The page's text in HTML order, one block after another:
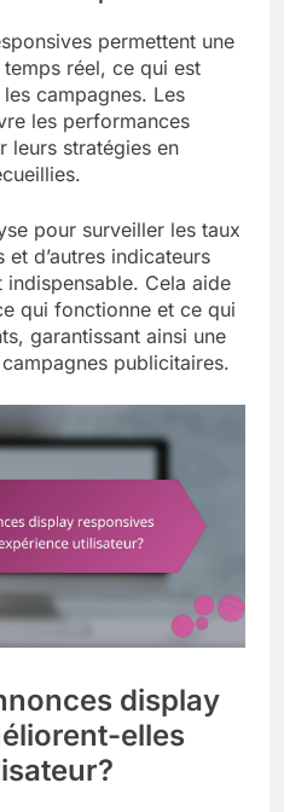
permettent une
réel, ce qui est
campagnes. Les
les performances
leurs stratégies en
pour surveiller les taux
d’autres indicateurs
Cela aide
qui fonctionne et ce qui
garantissant ainsi une
publicitaires.
display
elles